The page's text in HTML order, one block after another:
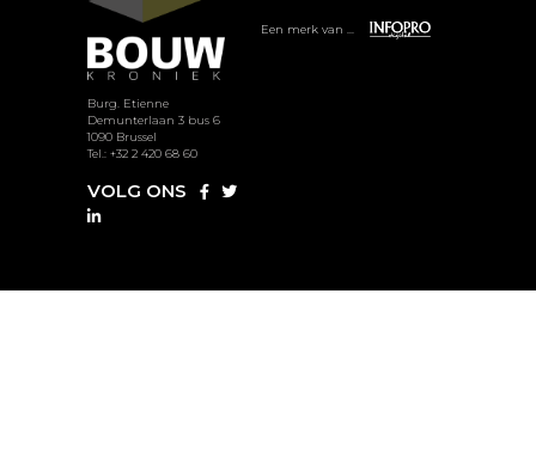
Burg. Etienne
Demunterlaan 3 bus 6
1090 Brussel
Tel.: +32 2 420 68 60
VOLG ONS
Een merk van ...